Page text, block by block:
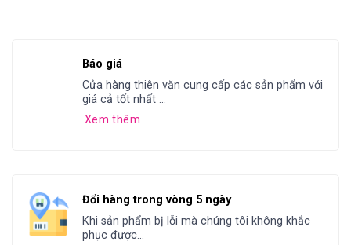
Báo giá
Cửa hàng thiên văn cung cấp các sản phẩm với
giá cả tốt nhất ...
Xem thêm
Đổi hàng trong vòng 5 ngày
Khi sản phẩm bị lỗi mà chúng tôi không khắc
phục được...